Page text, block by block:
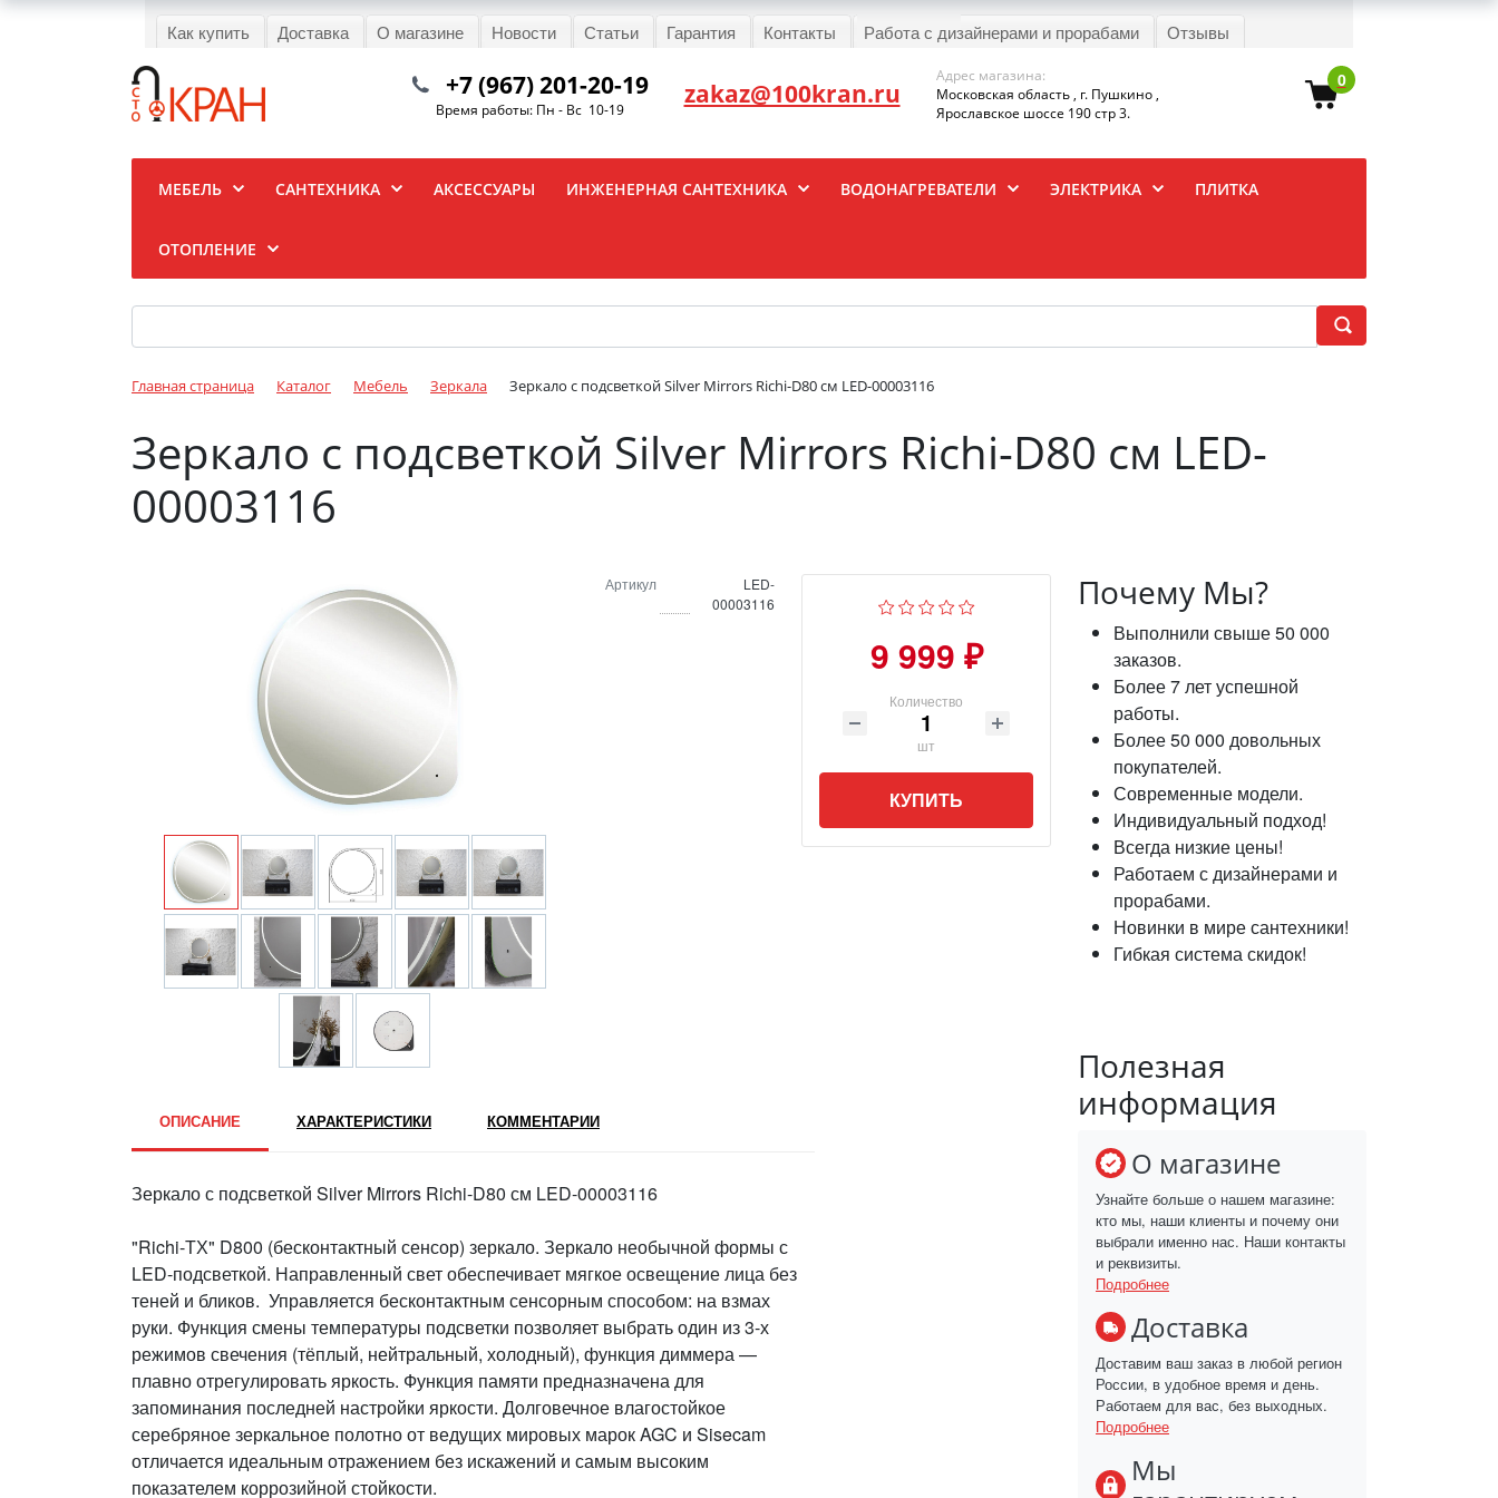
Как купить Доставка О магазине Новости Статьи Гарантия Контакты Работа с дизайнерами и прорабами Отзывы
0
+7 (967) 201-20-19
Время работы: Пн - Вс 10-19 zakaz@100kran.ru
Адрес магазина:
Московская область , г. Пушкино ,
Ярославское шоссе 190 стр 3.
МЕБЕЛЬ САНТЕХНИКА АКСЕССУАРЫ ИНЖЕНЕРНАЯ САНТЕХНИКА ВОДОНАГРЕВАТЕЛИ ЭЛЕКТРИКА ПЛИТКА
ОТОПЛЕНИЕ
Главная страница Каталог Мебель Зеркала Зеркало с подсветкой Silver Mirrors Richi-D80 см LED-00003116
Зеркало с подсветкой Silver Mirrors Richi-D80 см LED-
00003116
Артикул
LED-
00003116
9 999 ₽
Количество
шт
КУПИТЬ
ОПИСАНИЕ ХАРАКТЕРИСТИКИ КОММЕНТАРИИ
Зеркало с подсветкой Silver Mirrors Richi-D80 см LED-00003116
"Richi-ТХ" D800 (бесконтактный сенсор) зеркало. Зеркало необычной формы с
LED-подсветкой. Направленный свет обеспечивает мягкое освещение лица без
теней и бликов. Управляется бесконтактным сенсорным способом: на взмах
руки. Функция смены температуры подсветки позволяет выбрать один из 3-х
режимов свечения (тёплый, нейтральный, холодный), функция диммера —
плавно отрегулировать яркость. Функция памяти предназначена для
запоминания последней настройки яркости. Долговечное влагостойкое
серебряное зеркальное полотно от ведущих мировых марок AGC и Sisecam
отличается идеальным отражением без искажений и самым высоким
показателем коррозийной стойкости.
Почему Мы?
Выполнили свыше 50 000
заказов.
Более 7 лет успешной
работы.
Более 50 000 довольных
покупателей.
Современные модели.
Индивидуальный подход!
Всегда низкие цены!
Работаем с дизайнерами и
прорабами.
Новинки в мире сантехники!
Гибкая система скидок!
Полезная
информация
О магазине
Узнайте больше о нашем магазине:
кто мы, наши клиенты и почему они
выбрали именно нас. Наши контакты
и реквизиты.
Подробнее
Доставка
Доставим ваш заказ в любой регион
России, в удобное время и день.
Работаем для вас, без выходных.
Подробнее
Мы